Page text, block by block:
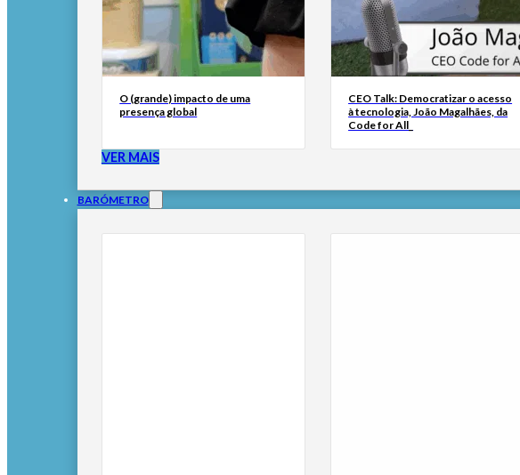
O (grande) impacto de uma
presença global
CEO Talk: Democratizar o acesso
à tecnologia, João Magalhães, da
Code for All_
VER MAIS
BARÓMETRO